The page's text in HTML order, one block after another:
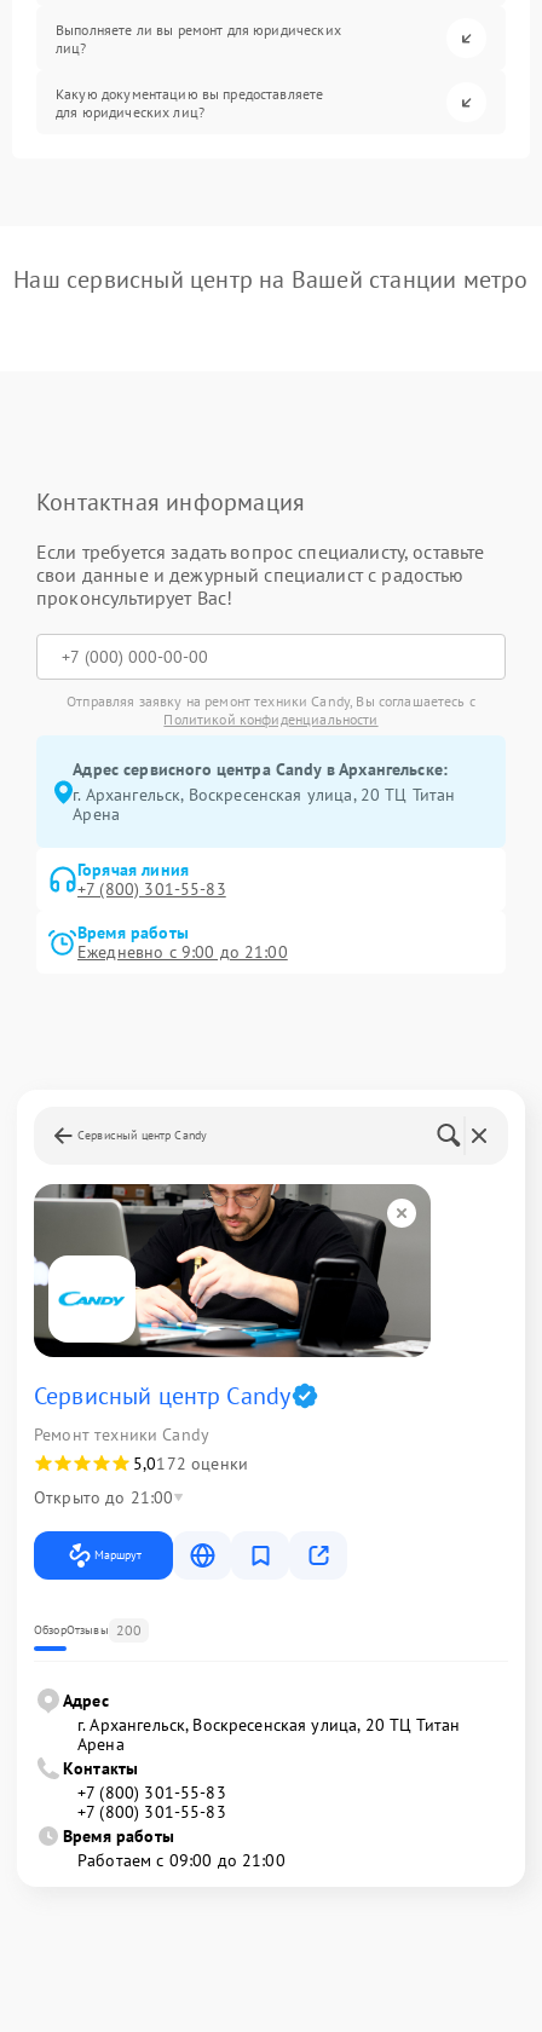
Выполняете ли вы ремонт для юридических
лиц?
Какую документацию вы предоставляете
для юридических лиц?
Наш сервисный центр на Вашей станции метро
Контактная информация
Если требуется задать вопрос специалисту, оставьте
свои данные и дежурный специалист с радостью
проконсультирует Вас!
Отправляя заявку на ремонт техники Candy, Вы соглашаетесь с
Политикой конфиденциальности
Адрес сервисного центра Candy в Архангельске:
г. Архангельск, Воскресенская улица, 20 ТЦ Титан
Арена
Горячая линия
+7 (800) 301-55-83
Время работы
Ежедневно с 9:00 до 21:00
Сервисный центр Candy
Сервисный центр Candy
Ремонт техники Candy
5,0172 оценки
Открыто до 21:00
Маршрут
ОбзорОтзывы 200
Адрес
г. Архангельск, Воскресенская улица, 20 ТЦ Титан
Арена
Контакты
+7 (800) 301-55-83
+7 (800) 301-55-83
Время работы
Работаем с 09:00 до 21:00